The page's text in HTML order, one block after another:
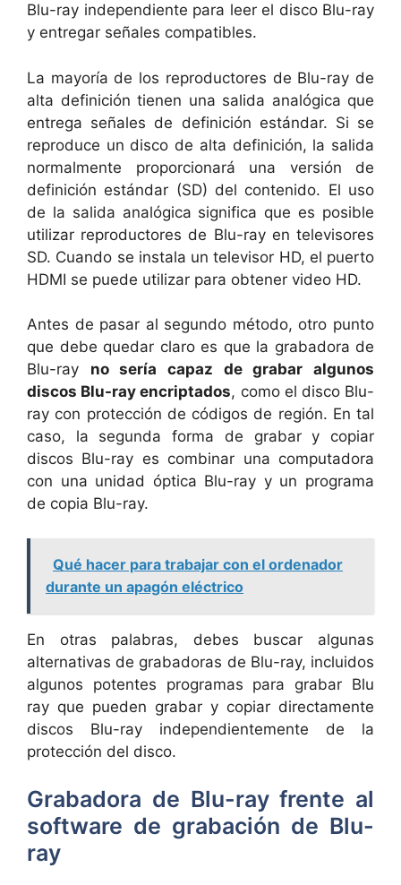
Blu-ray independiente para leer el disco Blu-ray
y entregar señales compatibles.
La mayoría de los reproductores de Blu-ray de
alta definición tienen una salida analógica que
entrega señales de definición estándar. Si se
reproduce un disco de alta definición, la salida
normalmente proporcionará una versión de
definición estándar (SD) del contenido. El uso
de la salida analógica significa que es posible
utilizar reproductores de Blu-ray en televisores
SD. Cuando se instala un televisor HD, el puerto
HDMI se puede utilizar para obtener video HD.
Antes de pasar al segundo método, otro punto
que debe quedar claro es que la grabadora de
Blu-ray no sería capaz de grabar algunos
discos Blu-ray encriptados, como el disco Blu-
ray con protección de códigos de región. En tal
caso, la segunda forma de grabar y copiar
discos Blu-ray es combinar una computadora
con una unidad óptica Blu-ray y un programa
de copia Blu-ray.
Qué hacer para trabajar con el ordenador
durante un apagón eléctrico
En otras palabras, debes buscar algunas
alternativas de grabadoras de Blu-ray, incluidos
algunos potentes programas para grabar Blu
ray que pueden grabar y copiar directamente
discos Blu-ray independientemente de la
protección del disco.
Grabadora de Blu-ray frente al
software de grabación de Blu-
ray